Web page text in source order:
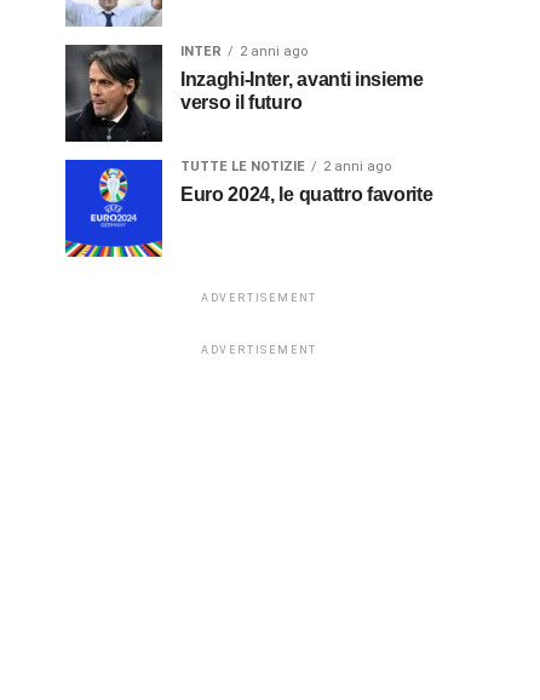
INTER 2 anni ago
Inzaghi-Inter, avanti insieme
verso il futuro
TUTTE LE NOTIZIE 2 anni ago
Euro 2024, le quattro favorite
ADVERTISEMENT
ADVERTISEMENT